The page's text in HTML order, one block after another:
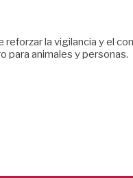
la vigilancia y el
para animales y personas.